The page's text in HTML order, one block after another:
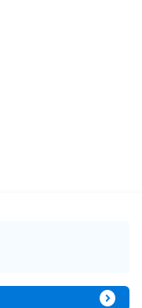
expand_circle_right